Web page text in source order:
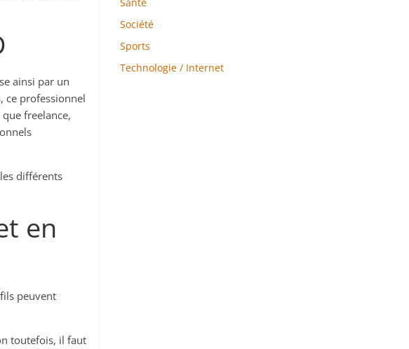
ainsi par un
ce professionnel
freelance,
différents
en
peuvent
toutefois, il faut
Société
Sports
Technologie / Internet